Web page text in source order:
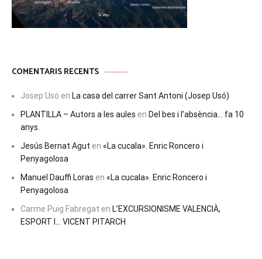
COMENTARIS RECENTS
Josep Usó en La casa del carrer Sant Antoni (Josep Usó)
PLANTILLA – Autors a les aules en Del bes i l’absència… fa 10
anys.
Jesús Bernat Agut en «La cucala». Enric Roncero i
Penyagolosa
Manuel Dauffi Loras en «La cucala». Enric Roncero i
Penyagolosa
Carme Puig Fabregat en L’EXCURSIONISME VALENCIÀ,
ESPORT I… VICENT PITARCH